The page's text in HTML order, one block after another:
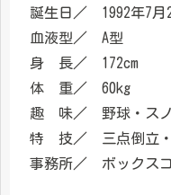
誕生日／ 1992年7月
血液型／ A型
身 長／ 172cm
体 重／ 60kg
趣 味／ 野球・スノ
特 技／ 三点倒立・
事務所／ ボックス